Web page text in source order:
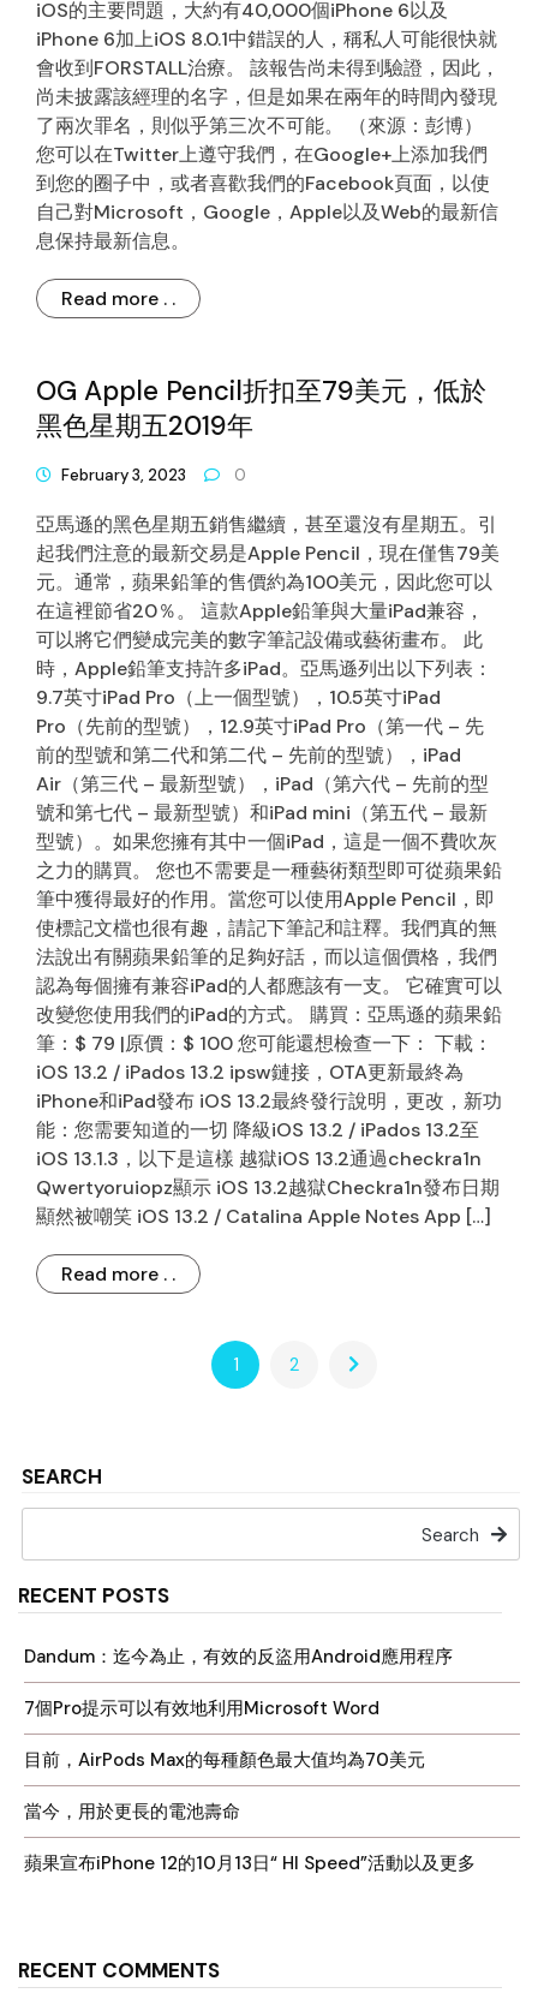
SEARCH
Search
RECENT POSTS
Dandum：迄今為止，有效的反盜用Android應用程序
7個Pro提示可以有效地利用Microsoft Word
目前，AirPods Max的每種顏色最大值均為70美元
當今，用於更長的電池壽命
蘋果宣布iPhone 12的10月13日“ HI Speed”活動以及更多
RECENT COMMENTS
iOS的主要問題，大約有40,000個iPhone 6以及
iPhone 6加上iOS 8.0.1中錯誤的人，稱私人可能很快就
會收到FORSTALL治療。 該報告尚未得到驗證，因此，
尚未披露該經理的名字，但是如果在兩年的時間內發現
了兩次罪名，則似乎第三次不可能。 （來源：彭博）
您可以在Twitter上遵守我們，在Google+上添加我們
到您的圈子中，或者喜歡我們的Facebook頁面，以使
自己對Microsoft，Google，Apple以及Web的最新信
息保持最新信息。
Read more . .
OG Apple Pencil折扣至79美元，低於
黑色星期五2019年
February 3, 2023 0
亞馬遜的黑色星期五銷售繼續，甚至還沒有星期五。引
起我們注意的最新交易是Apple Pencil，現在僅售79美
元。通常，蘋果鉛筆的售價約為100美元，因此您可以
在這裡節省20％。 這款Apple鉛筆與大量iPad兼容，
可以將它們變成完美的數字筆記設備或藝術畫布。 此
時，Apple鉛筆支持許多iPad。亞馬遜列出以下列表：
9.7英寸iPad Pro（上一個型號），10.5英寸iPad
Pro（先前的型號），12.9英寸iPad Pro（第一代 – 先
前的型號和第二代和第二代 – 先前的型號），iPad
Air（第三代 – 最新型號），iPad（第六代 – 先前的型
號和第七代 – 最新型號）和iPad mini（第五代 – 最新
型號）。如果您擁有其中一個iPad，這是一個不費吹灰
之力的購買。 您也不需要是一種藝術類型即可從蘋果鉛
筆中獲得最好的作用。當您可以使用Apple Pencil，即
使標記文檔也很有趣，請記下筆記和註釋。我們真的無
法說出有關蘋果鉛筆的足夠好話，而以這個價格，我們
認為每個擁有兼容iPad的人都應該有一支。 它確實可以
改變您使用我們的iPad的方式。 購買：亞馬遜的蘋果鉛
筆：$ 79 |原價：$ 100 您可能還想檢查一下： 下載：
iOS 13.2 / iPados 13.2 ipsw鏈接，OTA更新最終為
iPhone和iPad發布 iOS 13.2最終發行說明，更改，新功
能：您需要知道的一切 降級iOS 13.2 / iPados 13.2至
iOS 13.1.3，以下是這樣 越獄iOS 13.2通過checkra1n
Qwertyoruiopz顯示 iOS 13.2越獄Checkra1n發布日期
顯然被嘲笑 iOS 13.2 / Catalina Apple Notes App […]
Read more . .
1 2